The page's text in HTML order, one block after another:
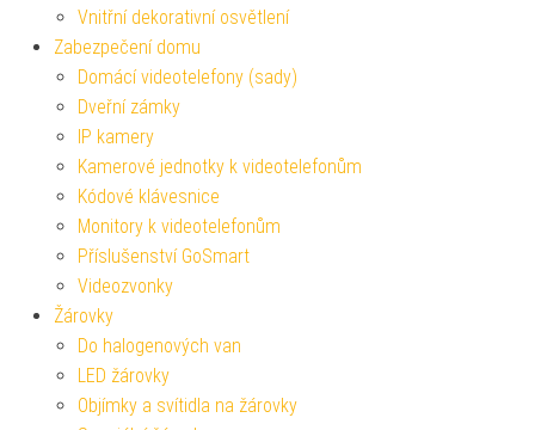
Vnitřní dekorativní osvětlení
Zabezpečení domu
Domácí videotelefony (sady)
Dveřní zámky
IP kamery
Kamerové jednotky k videotelefonům
Kódové klávesnice
Monitory k videotelefonům
Příslušenství GoSmart
Videozvonky
Žárovky
Do halogenových van
LED žárovky
Objímky a svítidla na žárovky